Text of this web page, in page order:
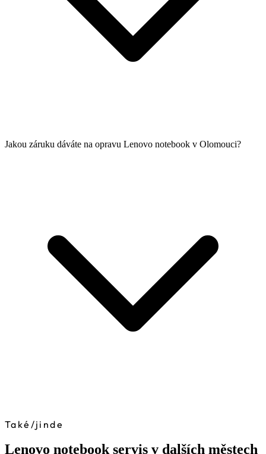
Jakou záruku dáváte na opravu Lenovo notebook v Olomouci?
Také /jinde
Lenovo notebook servis v dalších městech